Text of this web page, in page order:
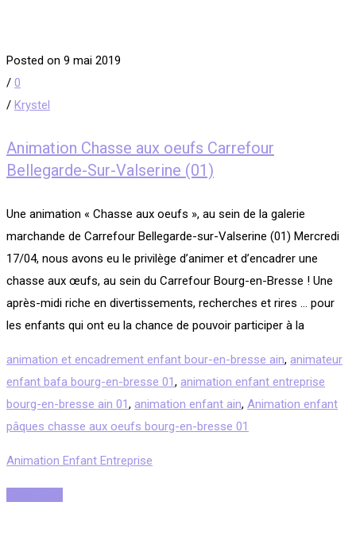
Posted on 9 mai 2019
/ 0
/ Krystel
Animation Chasse aux oeufs Carrefour
Bellegarde-Sur-Valserine (01)
Une animation « Chasse aux oeufs », au sein de la galerie
marchande de Carrefour Bellegarde-sur-Valserine (01) Mercredi
17/04, nous avons eu le privilège d’animer et d’encadrer une
chasse aux œufs, au sein du Carrefour Bourg-en-Bresse ! Une
après-midi riche en divertissements, recherches et rires … pour
les enfants qui ont eu la chance de pouvoir participer à la
animation et encadrement enfant bour-en-bresse ain, animateur
enfant bafa bourg-en-bresse 01, animation enfant entreprise
bourg-en-bresse ain 01, animation enfant ain, Animation enfant
pâques chasse aux oeufs bourg-en-bresse 01
Animation Enfant Entreprise